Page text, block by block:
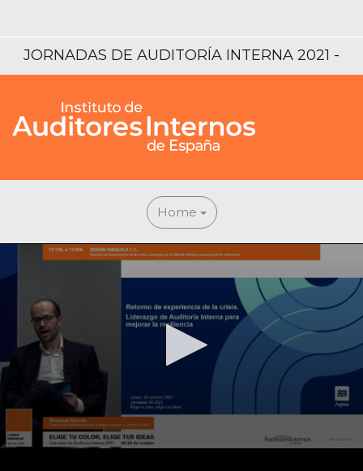
JORNADAS DE AUDITORÍA INTERNA 2021 -
Home
0